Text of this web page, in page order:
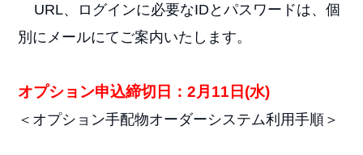
URL、ログインに必要なIDとパスワードは、個
別にメールにてご案内いたします。
オプション申込締切日：2月11日(水)
＜オプション手配物オーダーシステム利用手順＞